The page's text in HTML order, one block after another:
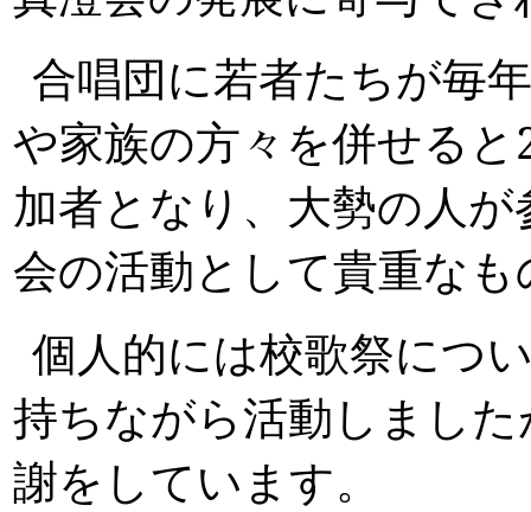
合唱団に若者たちが毎
や家族の方々を併せると
加者となり、大勢の人
会の活動として貴重な
個人的には校歌祭につ
持ちながら活動しまし
謝をしています。